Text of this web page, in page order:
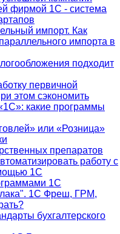
фирмой 1C - система
импорт. Как
импорта в
подходит
первичной
этом сэкономить
какие программы
или «Розница»
препаратов
работу с
1С
1С
1С Фреш, ГРМ,
бухгалтерского